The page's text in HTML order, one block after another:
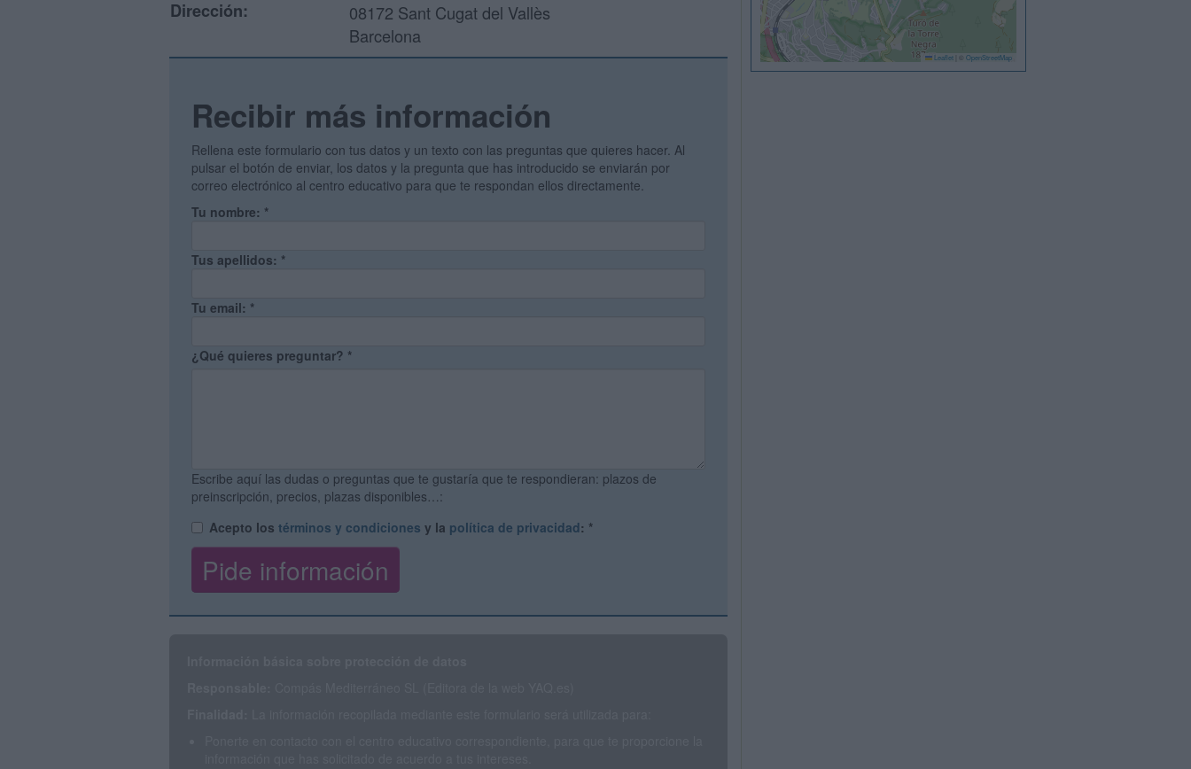
Dirección:
08172 Sant Cugat del Vallès
Barcelona
Recibir más información
Rellena este formulario con tus datos y un texto con las preguntas que quieres hacer. Al
pulsar el botón de enviar, los datos y la pregunta que has introducido se enviarán por
correo electrónico al centro educativo para que te respondan ellos directamente.
Tu nombre: *
Tus apellidos: *
Tu email: *
¿Qué quieres preguntar? *
Escribe aquí las dudas o preguntas que te gustaría que te respondieran: plazos de
preinscripción, precios, plazas disponibles…:
Acepto los términos y condiciones y la política de privacidad: *
Leaflet © OpenStreetMap